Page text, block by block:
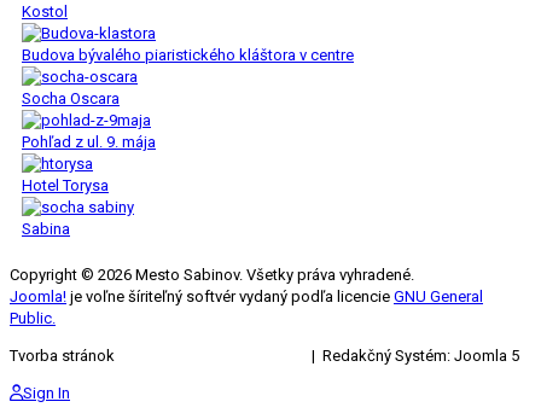
Kostol
Budova bývalého piaristického kláštora v centre
Socha Oscara
Pohľad z ul. 9. mája
Hotel Torysa
Sabina
Copyright © 2026 Mesto Sabinov. Všetky práva vyhradené.
Joomla! je voľne šíriteľný softvér vydaný podľa licencie GNU General
Public.
Tvorba stránok | Redakčný Systém: Joomla 5
Sign In